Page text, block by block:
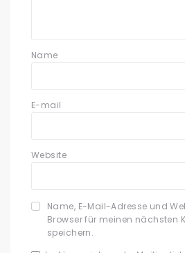
Name
E-mail
Website
Name, E-Mail-Adresse und
Browser für meinen nächsten
speichern.